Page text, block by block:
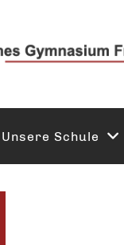
Unsere Schule